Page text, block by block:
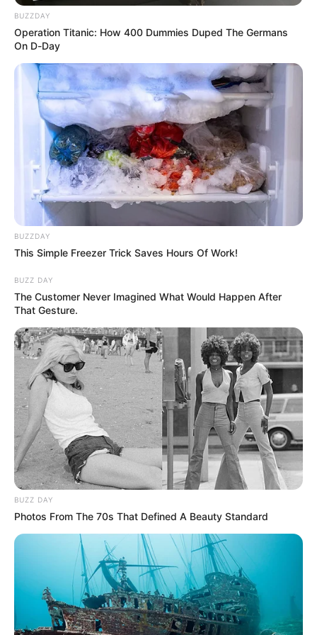
movilidad; control de alcoholemia; control de velocidad en
las vías de acceso a la ciudad, y en diferentes corredores
que comunican hacia las zonas insulares.
COMPARTIR
ALERTA BOGOTÁ EN GOOGLE NEWS
TEMAS RELACIONADOS
DATT MOTOCICLETA CARTAGENA
MANTÉNGASE EN ALERTA
Tenemos todas las noticias que le
interesan. Para estar bien informado, por
ACTIVAR AHORA
TEMAS DESTACADOS
CORTES DE LUZ EN BOLÍVAR
EL CARMEN DE BOLÍVAR
DUMEK TURBAY
ALCALDÍA DE CARTAGENA
FEMINICIDIO
BUZZDAY
Operation Titanic: How 400 Dummies Duped The Germans
On D-Day
BUZZDAY
This Simple Freezer Trick Saves Hours Of Work!
BUZZ DAY
The Customer Never Imagined What Would Happen After
That Gesture.
BUZZ DAY
Photos From The 70s That Defined A Beauty Standard